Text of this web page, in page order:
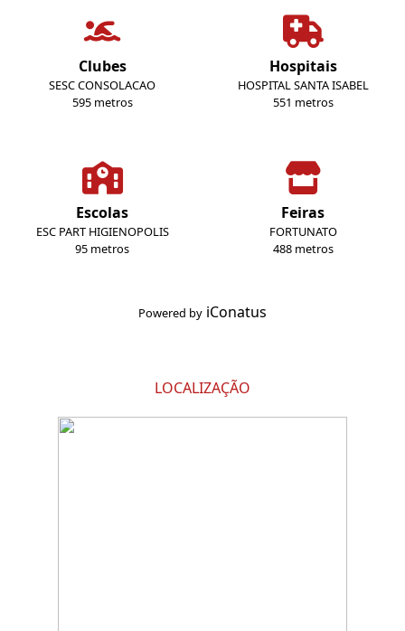
Clubes
SESC CONSOLACAO
595 metros
Hospitais
HOSPITAL SANTA ISABEL
551 metros
Escolas
ESC PART HIGIENOPOLIS
95 metros
Feiras
FORTUNATO
488 metros
Powered by iConatus
LOCALIZAÇÃO